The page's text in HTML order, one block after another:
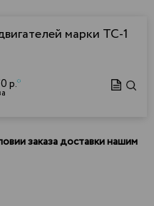
марки ТС-1
р.*
заказа доставки нашим